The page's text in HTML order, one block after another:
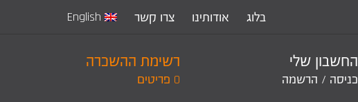
בלוג אודותינו צרו קשר English
החשבון שלי
כניסה / הרשמה
רשימת ההשכרה
0 פריטים